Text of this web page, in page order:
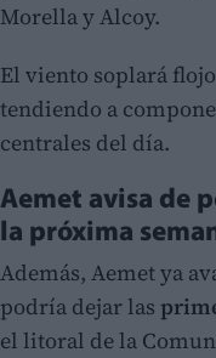
Morella y Alcoy.
El viento soplará
tendiendo a
centrales del día.
Aemet avisa de
la próxima
Además, Aemet ya
podría dejar las
el litoral de la